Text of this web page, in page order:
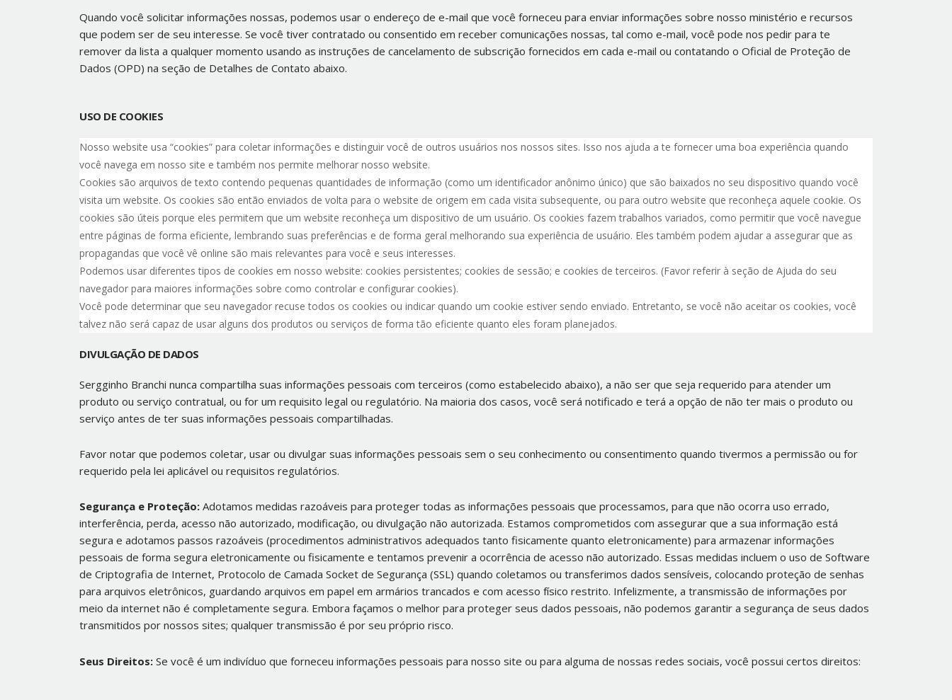
Quando você solicitar informações nossas, podemos usar o endereço de e-mail que você forneceu para enviar informações sobre nosso ministério e recursos
que podem ser de seu interesse. Se você tiver contratado ou consentido em receber comunicações nossas, tal como e-mail, você pode nos pedir para te
remover da lista a qualquer momento usando as instruções de cancelamento de subscrição fornecidos em cada e-mail ou contatando o Oficial de Proteção de
Dados (OPD) na seção de Detalhes de Contato abaixo.
USO DE COOKIES
Nosso website usa “cookies” para coletar informações e distinguir você de outros usuários nos nossos sites. Isso nos ajuda a te fornecer uma boa experiência quando
você navega em nosso site e também nos permite melhorar nosso website.
Cookies são arquivos de texto contendo pequenas quantidades de informação (como um identificador anônimo único) que são baixados no seu dispositivo quando você
visita um website. Os cookies são então enviados de volta para o website de origem em cada visita subsequente, ou para outro website que reconheça aquele cookie. Os
cookies são úteis porque eles permitem que um website reconheça um dispositivo de um usuário. Os cookies fazem trabalhos variados, como permitir que você navegue
entre páginas de forma eficiente, lembrando suas preferências e de forma geral melhorando sua experiência de usuário. Eles também podem ajudar a assegurar que as
propagandas que você vê online são mais relevantes para você e seus interesses.
Podemos usar diferentes tipos de cookies em nosso website: cookies persistentes; cookies de sessão; e cookies de terceiros. (Favor referir à seção de Ajuda do seu
navegador para maiores informações sobre como controlar e configurar cookies).
Você pode determinar que seu navegador recuse todos os cookies ou indicar quando um cookie estiver sendo enviado. Entretanto, se você não aceitar os cookies, você
talvez não será capaz de usar alguns dos produtos ou serviços de forma tão eficiente quanto eles foram planejados.
DIVULGAÇÃO DE DADOS
Sergginho Branchi nunca compartilha suas informações pessoais com terceiros (como estabelecido abaixo), a não ser que seja requerido para atender um
produto ou serviço contratual, ou for um requisito legal ou regulatório. Na maioria dos casos, você será notificado e terá a opção de não ter mais o produto ou
serviço antes de ter suas informações pessoais compartilhadas.
Favor notar que podemos coletar, usar ou divulgar suas informações pessoais sem o seu conhecimento ou consentimento quando tivermos a permissão ou for
requerido pela lei aplicável ou requisitos regulatórios.
Segurança e Proteção: Adotamos medidas razoáveis para proteger todas as informações pessoais que processamos, para que não ocorra uso errado,
interferência, perda, acesso não autorizado, modificação, ou divulgação não autorizada. Estamos comprometidos com assegurar que a sua informação está
segura e adotamos passos razoáveis (procedimentos administrativos adequados tanto fisicamente quanto eletronicamente) para armazenar informações
pessoais de forma segura eletronicamente ou fisicamente e tentamos prevenir a ocorrência de acesso não autorizado. Essas medidas incluem o uso de Software
de Criptografia de Internet, Protocolo de Camada Socket de Segurança (SSL) quando coletamos ou transferimos dados sensíveis, colocando proteção de senhas
para arquivos eletrônicos, guardando arquivos em papel em armários trancados e com acesso físico restrito. Infelizmente, a transmissão de informações por
meio da internet não é completamente segura. Embora façamos o melhor para proteger seus dados pessoais, não podemos garantir a segurança de seus dados
transmitidos por nossos sites; qualquer transmissão é por seu próprio risco.
Seus Direitos: Se você é um indivíduo que forneceu informações pessoais para nosso site ou para alguma de nossas redes sociais, você possui certos direitos: